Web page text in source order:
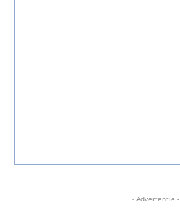
- Advertentie -